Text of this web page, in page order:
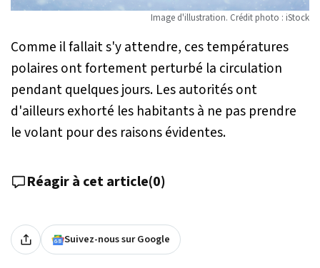
Image d'illustration. Crédit photo : iStock
Comme il fallait s'y attendre, ces températures
polaires ont fortement perturbé la circulation
pendant quelques jours. Les autorités ont
d'ailleurs exhorté les habitants à ne pas prendre
le volant pour des raisons évidentes.
Réagir à cet article(0)
Suivez-nous sur Google